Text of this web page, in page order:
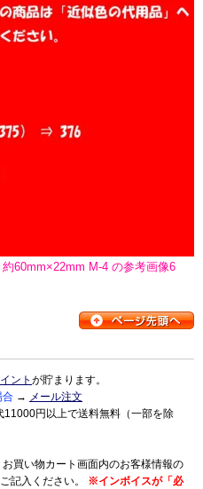
60mm×22mm M-4 の参考画像6
ント が貯まります。
合 → メール注文
円以上で送料無料（一部を除
お買い物カート画面内のお客様情報の
記入ください。 ※インボイスが「必